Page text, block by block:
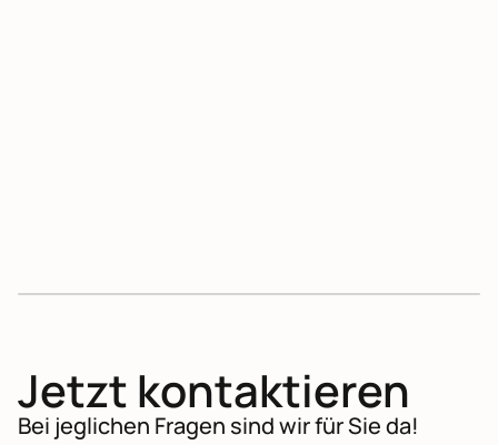
Jetzt kontaktieren
Bei jeglichen Fragen sind wir für Sie da!